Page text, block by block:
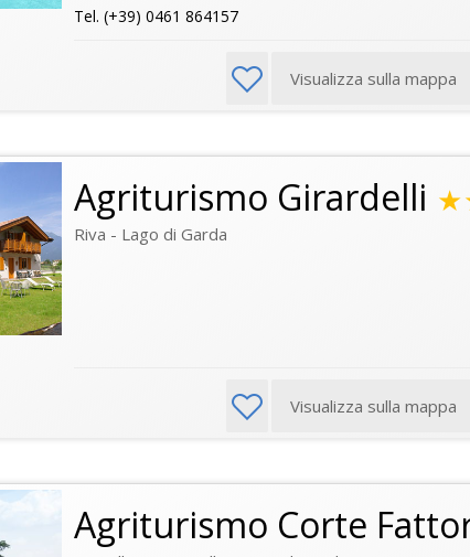
Tel. (+39) 0461 864157
Visualizza sulla mappa
Agriturismo Girardelli
Riva - Lago di Garda
Visualizza sulla mappa
Agriturismo Corte